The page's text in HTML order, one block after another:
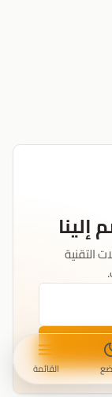
التقنية
القائمة